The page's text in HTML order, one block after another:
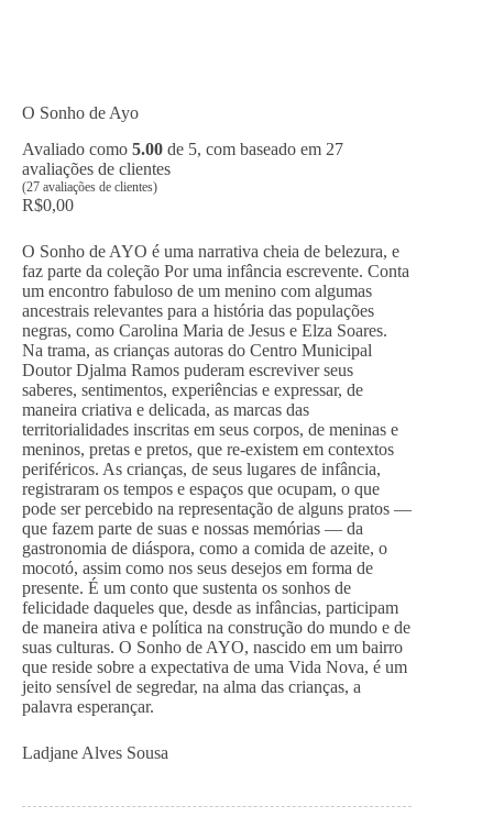
O Sonho de Ayo
Avaliado como 5.00 de 5, com baseado em 27
avaliações de clientes
(27 avaliações de clientes)
R$0,00
O Sonho de AYO é uma narrativa cheia de belezura, e
faz parte da coleção Por uma infância escrevente. Conta
um encontro fabuloso de um menino com algumas
ancestrais relevantes para a história das populações
negras, como Carolina Maria de Jesus e Elza Soares.
Na trama, as crianças autoras do Centro Municipal
Doutor Djalma Ramos puderam escreviver seus
saberes, sentimentos, experiências e expressar, de
maneira criativa e delicada, as marcas das
territorialidades inscritas em seus corpos, de meninas e
meninos, pretas e pretos, que re-existem em contextos
periféricos. As crianças, de seus lugares de infância,
registraram os tempos e espaços que ocupam, o que
pode ser percebido na representação de alguns pratos —
que fazem parte de suas e nossas memórias — da
gastronomia de diáspora, como a comida de azeite, o
mocotó, assim como nos seus desejos em forma de
presente. É um conto que sustenta os sonhos de
felicidade daqueles que, desde as infâncias, participam
de maneira ativa e política na construção do mundo e de
suas culturas. O Sonho de AYO, nascido em um bairro
que reside sobre a expectativa de uma Vida Nova, é um
jeito sensível de segredar, na alma das crianças, a
palavra esperançar.
Ladjane Alves Sousa